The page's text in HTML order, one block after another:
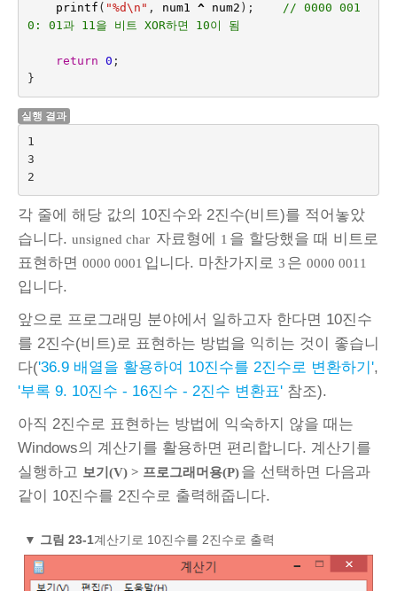
printf ( "%d\n " , num1 ^ num2 );
// 0000 001
0: 01과 11을 비트 XOR하면 10이 됨
return 0 ;
}
실행 결과
1
3
각 줄에 해당 값의 10진수와 2진수(비트)를 적어놓았
습니다. unsigned char 자료형에 1 을 할당했을 때 비트로
표현하면 0000 0001 입니다. 마찬가지로 3 은 0000 0011
입니다.
앞으로 프로그래밍 분야에서 일하고자 한다면 10진수
를 2진수(비트)로 표현하는 방법을 익히는 것이 좋습니
다('36.9 배열을 활용하여 10진수를 2진수로 변환하기',
'부록 9. 10진수 - 16진수 - 2진수 변환표' 참조).
아직 2진수로 표현하는 방법에 익숙하지 않을 때는
Windows의 계산기를 활용하면 편리합니다. 계산기를
실행하고 보기(V) > 프로그래머용(P)을 선택하면 다음과
같이 10진수를 2진수로 출력해줍니다.
▼ 그림 23‑1계산기로 10진수를 2진수로 출력